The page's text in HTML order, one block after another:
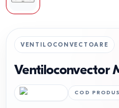
VENTILOCONVECTOARE
Ventiloconvector
COD PRODUS